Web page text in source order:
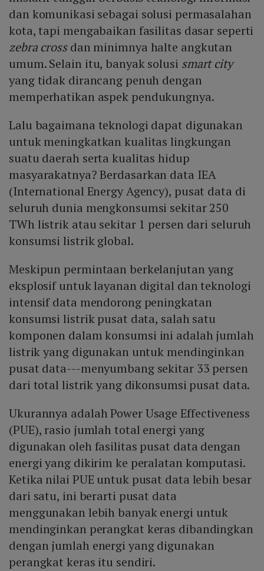
dan komunikasi sebagai solusi permasalahan
kota, tapi mengabaikan fasilitas dasar seperti
zebra crossdan minimnya halte angkutan
umum. Selain itu, banyak solusi smart city
yang tidak dirancang penuh dengan
memperhatikan aspek pendukungnya.
Lalu bagaimana teknologi dapat digunakan
untuk meningkatkan kualitas lingkungan
suatu daerah serta kualitas hidup
masyarakatnya? Berdasarkan data IEA
(International Energy Agency), pusat data di
seluruh dunia mengkonsumsi sekitar 250
TWh listrik atau sekitar 1 persen dari seluruh
konsumsi listrik global.
Meskipun permintaan berkelanjutan yang
eksplosif untuk layanan digital dan teknologi
intensif data mendorong peningkatan
konsumsi listrik pusat data, salah satu
komponen dalam konsumsi ini adalah jumlah
listrik yang digunakan untuk mendinginkan
pusat data---menyumbang sekitar 33 persen
dari total listrik yang dikonsumsi pusat data.
Ukurannya adalah Power Usage Effectiveness
(PUE), rasio jumlah total energi yang
digunakan oleh fasilitas pusat data dengan
energi yang dikirim ke peralatan komputasi.
Ketika nilai PUE untuk pusat data lebih besar
dari satu, ini berarti pusat data
menggunakan lebih banyak energi untuk
mendinginkan perangkat keras dibandingkan
dengan jumlah energi yang digunakan
perangkat keras itu sendiri.